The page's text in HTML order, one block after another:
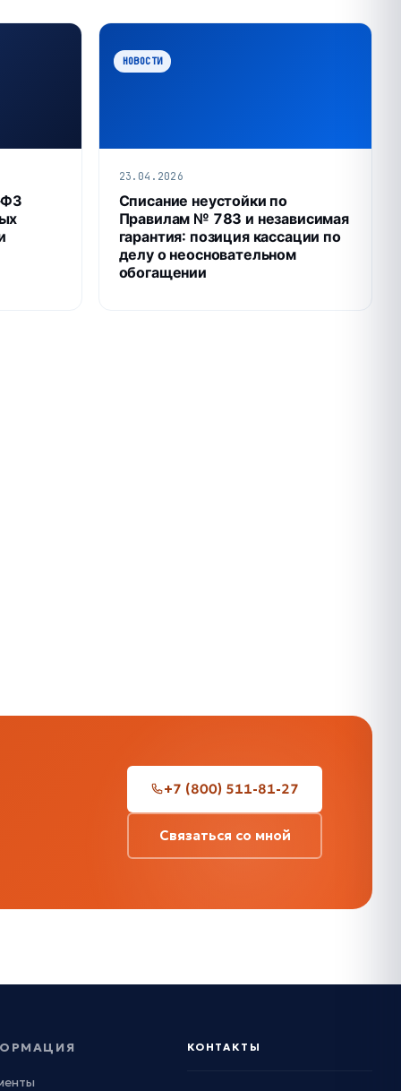
НОВОСТИ
23.04.2026
Списание неустойки по
Правилам № 783 и независимая
гарантия: позиция кассации по
делу о неосновательном
обогащении
+7 (800) 511-81-27
Связаться со мной
КОНТАКТЫ